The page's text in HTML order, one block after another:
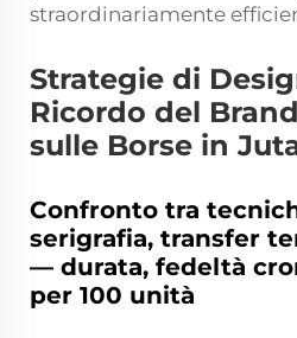
straordinariamente
Strategie di
Ricordo del
sulle Borse in
Confronto tra
serigrafia, transfer
— durata, fedeltà
per 100 unità